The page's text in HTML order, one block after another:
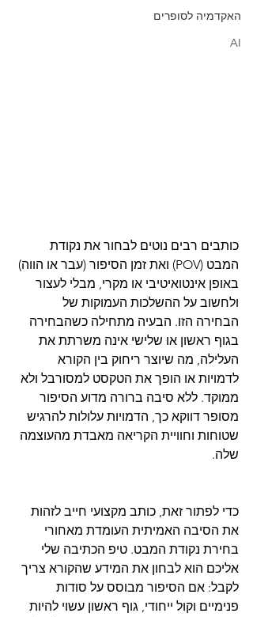
האקדמיה לסופרים
AI
כותבים רבים נוטים לבחור את נקודת
המבט (POV) ואת זמן הסיפור (עבר או הווה)
באופן אינטואיטיבי או מקרי, מבלי לעצור
ולחשוב על ההשלכות העמוקות של
הבחירה הזו. הבעיה מתחילה כשהבחירה
בגוף ראשון או שלישי אינה משרתת את
העלילה, מה שיוצר ריחוק בין הקורא
לדמויות או הופך את הטקסט למסורבל ולא
ממוקד. ללא סיבה ברורה מדוע הסיפור
מסופר דווקא כך, הדמויות עלולות להרגיש
שטוחות וחוויית הקריאה מאבדת מהעוצמה
כדי לפתור זאת, כותב מקצועי חייב לזהות
את הסיבה האמיתית העומדת מאחורי
בחירת נקודת המבט. טיפ הכתיבה שלי
אליכם הוא לבחון את המידע שהקורא צריך
לקבל: אם הסיפור מבוסס על סודות
פנימיים וקול ייחודי, גוף ראשון עשוי להיות